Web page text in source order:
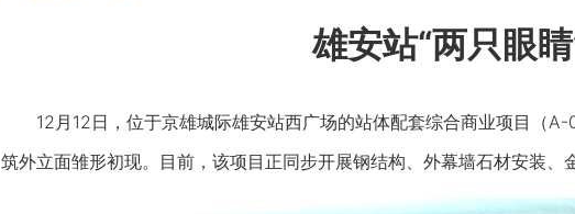
雄安站“两只眼
12月12日，位于京雄城际雄安站西广场的站体配套综合商业项目（
筑外立面雏形初现。目前，该项目正同步开展钢结构、外幕墙石材安装、